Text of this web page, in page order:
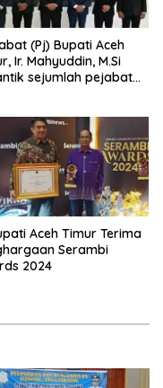
(Pj) Bupati Aceh
Ir. Mahyuddin, M.Si
sejumlah pejabat
Aceh Timur
Aceh Timur Terima
Serambi
2024